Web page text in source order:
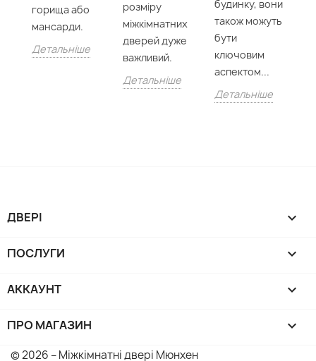
горища або
мансарди.
Детальніше
розміру
міжкімнатних
дверей дуже
важливий.
Детальніше
будинку, вони
також можуть
бути
ключовим
аспектом...
Детальніше
ДВЕРІ 
ПОСЛУГИ 
АККАУНТ 
ПРО МАГАЗИН keyboard_arrow_down
© 2026 – Міжкімнатні двері Мюнхен